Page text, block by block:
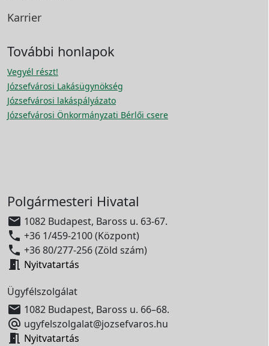
Karrier
További honlapok
Vegyél részt!
Józsefvárosi Lakásügynökség
Józsefvárosi lakáspályázato
Józsefvárosi Önkormányzati Bérlői csere
Polgármesteri Hivatal
 1082 Budapest, Baross u. 63-67.
 +36 1/459-2100 (Központ)
 +36 80/277-256 (Zöld szám)
 Nyitvatartás
Ügyfélszolgálat
 1082 Budapest, Baross u. 66–68.
 ugyfelszolgalat@jozsefvaros.hu
 Nyitvatartás